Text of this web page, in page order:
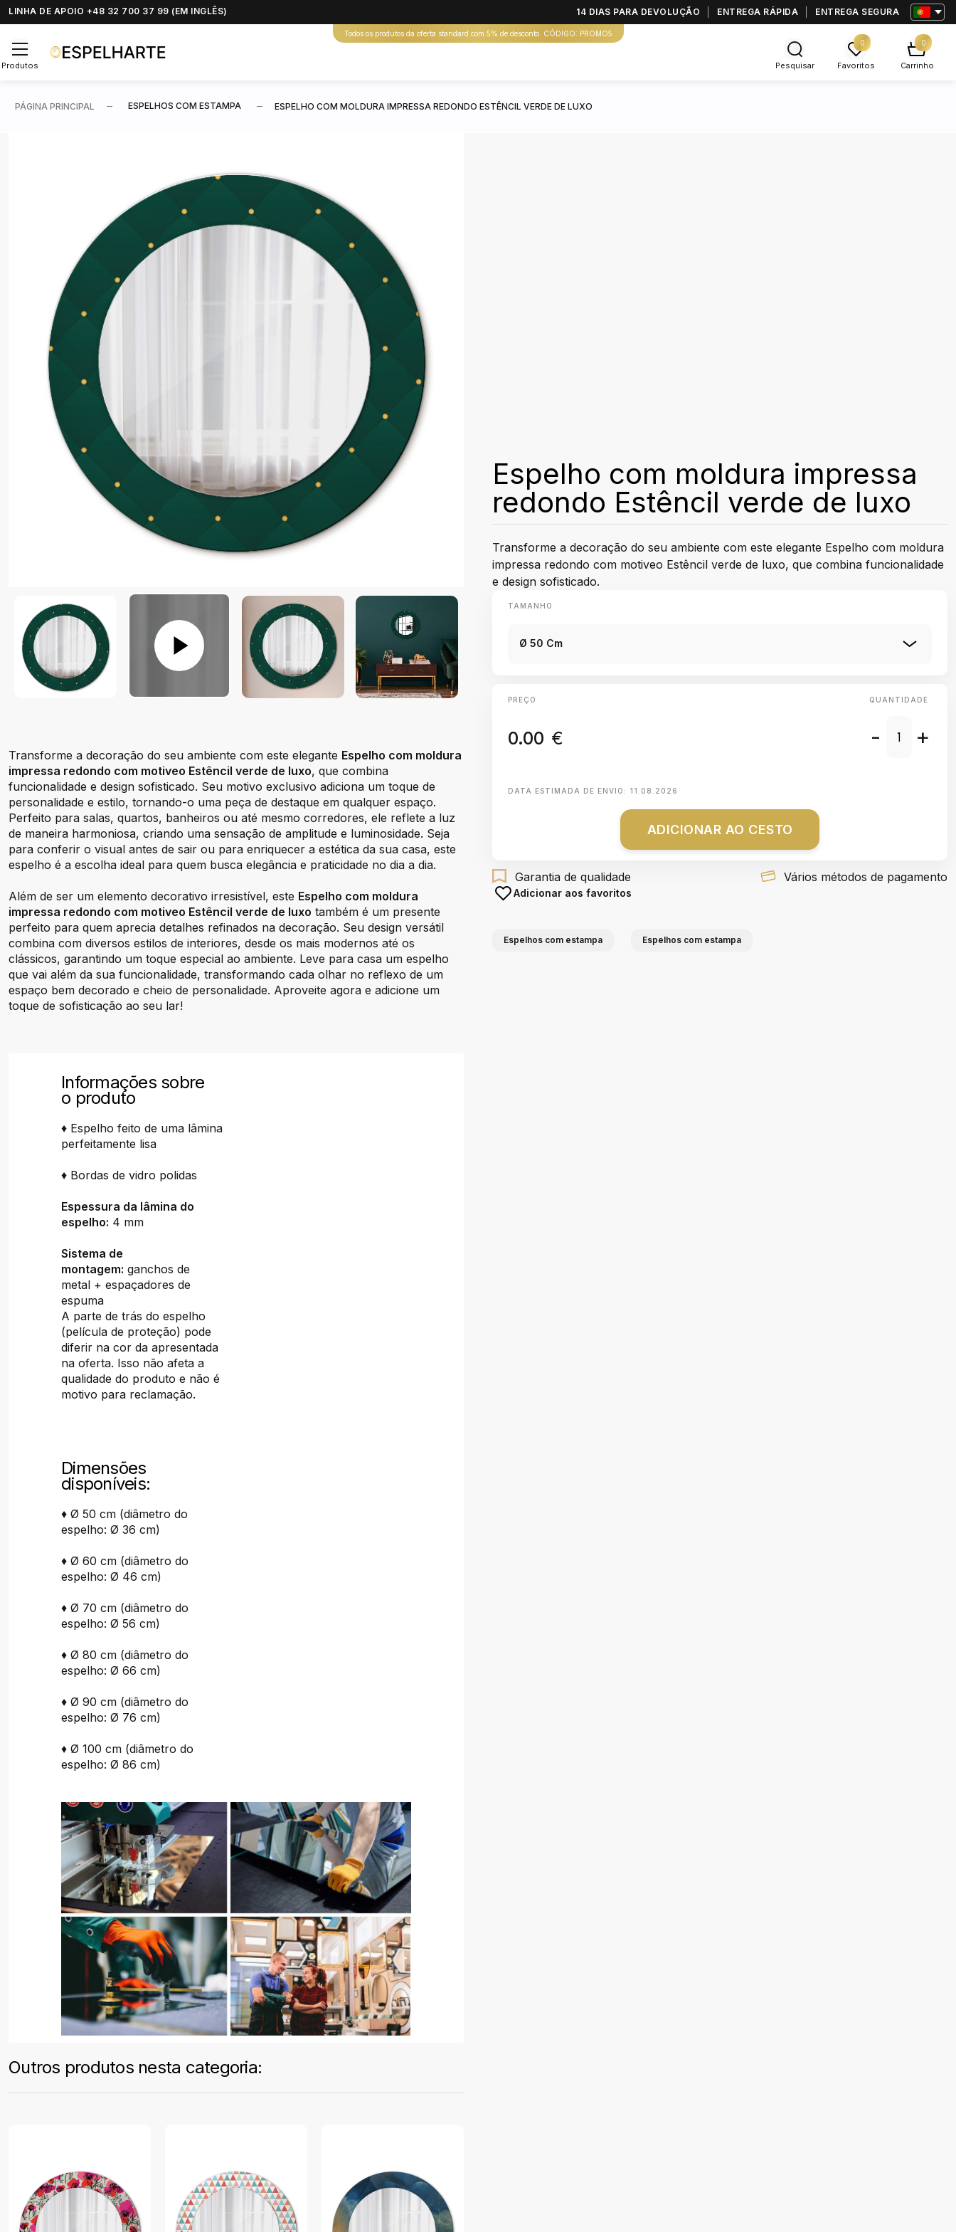
LINHA DE APOIO +48 32 700 37 99 (EM INGLÊS) 14 DIAS PARA DEVOLUÇÃO ENTREGA RÁPIDA ENTREGA SEGURA
Todos os produtos da oferta standard com 5% de desconto. CÓDIGO: PROMO5
Produtos Pesquisar
0
Favoritos
0
Carrinho
PÁGINA PRINCIPAL ESPELHOS COM ESTAMPA ESPELHO COM MOLDURA IMPRESSA REDONDO ESTÊNCIL VERDE DE LUXO
Transforme a decoração do seu ambiente com este elegante Espelho com moldura
impressa redondo com motiveo Estêncil verde de luxo, que combina
funcionalidade e design sofisticado. Seu motivo exclusivo adiciona um toque de
personalidade e estilo, tornando-o uma peça de destaque em qualquer espaço.
Perfeito para salas, quartos, banheiros ou até mesmo corredores, ele reflete a luz
de maneira harmoniosa, criando uma sensação de amplitude e luminosidade. Seja
para conferir o visual antes de sair ou para enriquecer a estética da sua casa, este
espelho é a escolha ideal para quem busca elegância e praticidade no dia a dia.
Além de ser um elemento decorativo irresistível, este Espelho com moldura
impressa redondo com motiveo Estêncil verde de luxo também é um presente
perfeito para quem aprecia detalhes refinados na decoração. Seu design versátil
combina com diversos estilos de interiores, desde os mais modernos até os
clássicos, garantindo um toque especial ao ambiente. Leve para casa um espelho
que vai além da sua funcionalidade, transformando cada olhar no reflexo de um
espaço bem decorado e cheio de personalidade. Aproveite agora e adicione um
toque de sofisticação ao seu lar!
Informações sobre
o produto
♦ Espelho feito de uma lâmina
perfeitamente lisa
♦ Bordas de vidro polidas
Espessura da lâmina do
espelho: 4 mm
Sistema de
montagem: ganchos de
metal + espaçadores de
espuma
A parte de trás do espelho
(película de proteção) pode
diferir na cor da apresentada
na oferta. Isso não afeta a
qualidade do produto e não é
motivo para reclamação.
Dimensões
disponíveis:
♦ Ø 50 cm (diâmetro do
espelho: Ø 36 cm)
♦ Ø 60 cm (diâmetro do
espelho: Ø 46 cm)
♦ Ø 70 cm (diâmetro do
espelho: Ø 56 cm)
♦ Ø 80 cm (diâmetro do
espelho: Ø 66 cm)
♦ Ø 90 cm (diâmetro do
espelho: Ø 76 cm)
♦ Ø 100 cm (diâmetro do
espelho: Ø 86 cm)
Outros produtos nesta categoria:
Espelho com moldura impressa
redondo Estêncil verde de luxo
Transforme a decoração do seu ambiente com este elegante Espelho com moldura
impressa redondo com motiveo Estêncil verde de luxo, que combina funcionalidade
e design sofisticado.
TAMANHO
Ø 50 Cm
PREÇO
0.00 €
QUANTIDADE
- +
DATA ESTIMADA DE ENVIO: 11.08.2026
ADICIONAR AO CESTO
Garantia de qualidade Vários métodos de pagamento
Adicionar aos favoritos
Espelhos com estampa Espelhos com estampa